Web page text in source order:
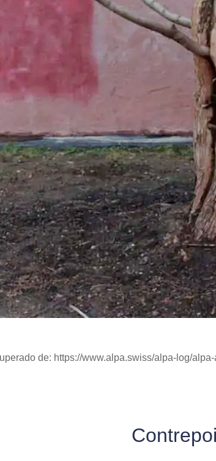
de: https://www.alpa.swiss/alpa-log/